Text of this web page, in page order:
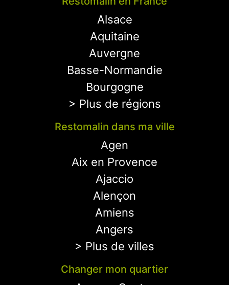
Alsace
Aquitaine
Auvergne
Basse-Normandie
Bourgogne
> Plus de régions
Restomalin dans ma ville
Agen
Aix en Provence
Ajaccio
Alençon
Amiens
Angers
> Plus de villes
Changer mon quartier